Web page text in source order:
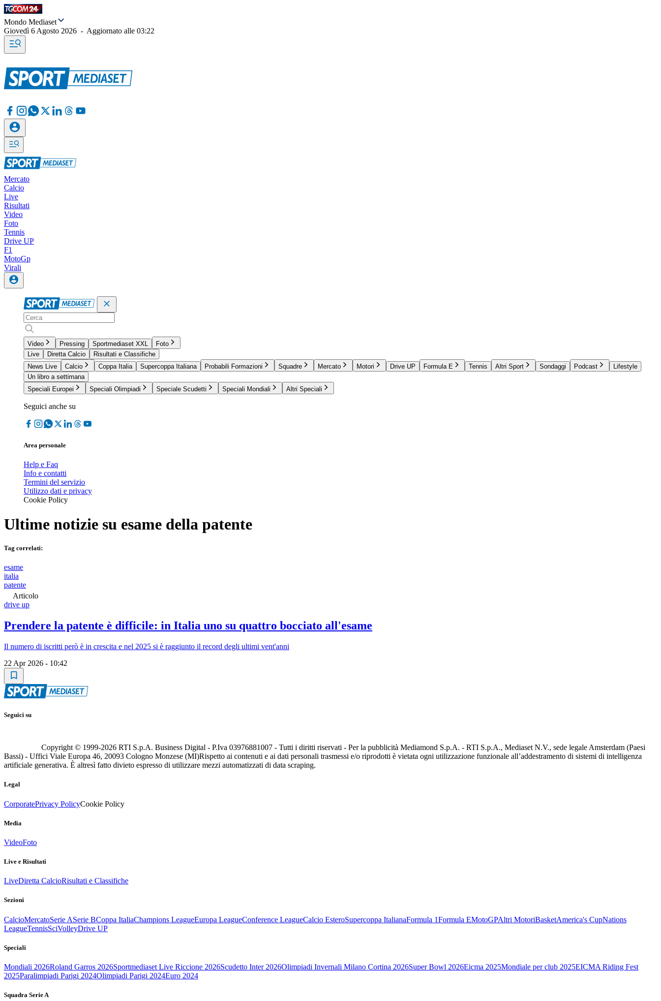
Mondo Mediaset
Giovedì 6 Agosto 2026 - Aggiornato alle 03:22
Mercato
Calcio
Live
Risultati
Video
Foto
Tennis
Drive UP
F1
MotoGp
Virali
Video Pressing Sportmediaset XXL
Foto
Live
Diretta Calcio
Risultati e Classifiche
News Live
Calcio Coppa Italia Supercoppa Italiana Probabili Formazioni Squadre Mercato Motori Drive UP Formula E Tennis Altri Sport Sondaggi Podcast
Lifestyle
Un libro a settimana
Speciali Europei
Speciali Olimpiadi Speciale Scudetti Speciali Mondiali Altri Speciali
Seguici anche su
Area personale
Help e Faq
Info e contatti
Termini del servizio
Utilizzo dati e privacy
Cookie Policy
Ultime notizie su esame della patente
Tag correlati:
esame
italia
patente
Articolo
drive up
Prendere la patente è difficile: in Italia uno su quattro bocciato all'esame
Il numero di iscritti però è in crescita e nel 2025 si è raggiunto il record degli ultimi vent'anni
22 Apr 2026 - 10:42
Seguici su
Copyright © 1999-2026 RTI S.p.A. Business Digital - P.Iva 03976881007 - Tutti i diritti riservati - Per la pubblicità Mediamond S.p.A. - RTI S.p.A., Mediaset N.V., sede legale Amsterdam (Paesi
Bassi) - Uffici Viale Europa 46, 20093 Cologno Monzese (MI)Rispetto ai contenuti e ai dati personali trasmessi e/o riprodotti è vietata ogni utilizzazione funzionale all’addestramento di sistemi di intelligenza
artificiale generativa. È altresì fatto divieto espresso di utilizzare mezzi automatizzati di data scraping.
Legal
CorporatePrivacy PolicyCookie Policy
Media
VideoFoto
Live e Risultati
LiveDiretta CalcioRisultati e Classifiche
Sezioni
CalcioMercatoSerie ASerie BCoppa ItaliaChampions LeagueEuropa LeagueConference LeagueCalcio EsteroSupercoppa ItalianaFormula 1Formula EMotoGPAltri MotoriBasketAmerica's CupNations
LeagueTennisSciVolleyDrive UP
Speciali
Mondiali 2026Roland Garros 2026Sportmediaset Live Riccione 2026Scudetto Inter 2026Olimpiadi Invernali Milano Cortina 2026Super Bowl 2026Eicma 2025Mondiale per club 2025EICMA Riding Fest
2025Paralimpiadi Parigi 2024Olimpiadi Parigi 2024Euro 2024
Squadra Serie A